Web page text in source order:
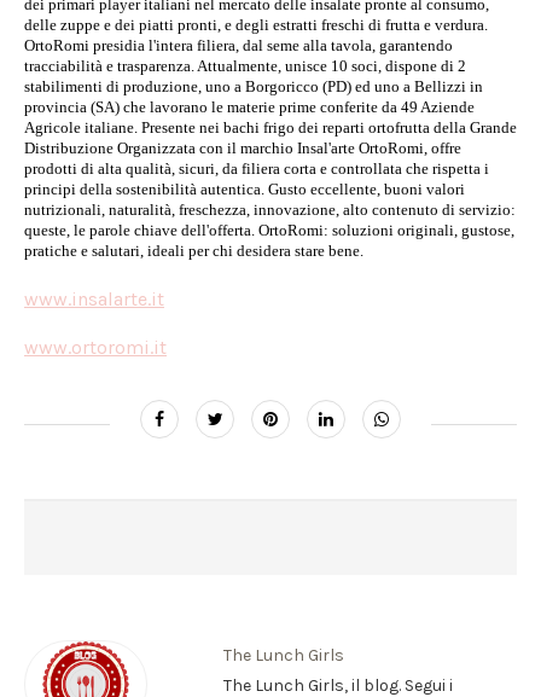
dei primari player italiani nel mercato delle insalate pronte al consumo,
delle zuppe e dei piatti pronti, e degli estratti freschi di frutta e verdura.
OrtoRomi presidia l'intera filiera, dal seme alla tavola, garantendo
tracciabilità e trasparenza. Attualmente, unisce 10 soci, dispone di 2
stabilimenti di produzione, uno a Borgoricco (PD) ed uno a Bellizzi in
provincia (SA) che lavorano le materie prime conferite da 49 Aziende
Agricole italiane. Presente nei bachi frigo dei reparti ortofrutta della Grande
Distribuzione Organizzata con il marchio Insal'arte OrtoRomi, offre
prodotti di alta qualità, sicuri, da filiera corta e controllata che rispetta i
principi della sostenibilità autentica. Gusto eccellente, buoni valori
nutrizionali, naturalità, freschezza, innovazione, alto contenuto di servizio:
queste, le parole chiave dell'offerta. OrtoRomi: soluzioni originali, gustose,
pratiche e salutari, ideali per chi desidera stare bene.
www.insalarte.it
www.ortoromi.it
The Lunch Girls
The Lunch Girls, il blog. Segui i